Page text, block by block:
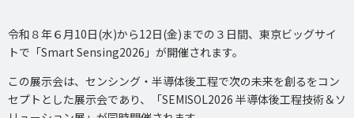
令和８年６月10日(水)から12日(金)までの３日間、東京ビッグサイ
トで「Smart Sensing2026」が開催されます。
この展示会は、センシング・半導体後工程で次の未来を創るをコン
セプトとした展示会であり、「SEMISOL2026 半導体後工程技術＆ソ